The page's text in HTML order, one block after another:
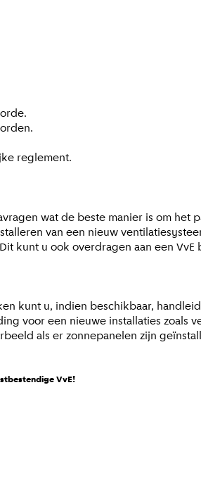
reglement.
wat de beste manier is om het
van een nieuw
kunt u ook overdragen aan een VvE
kunt u, indien beschikbaar,
voor een nieuwe installaties zoals
als er zonnepanelen zijn
VvE!